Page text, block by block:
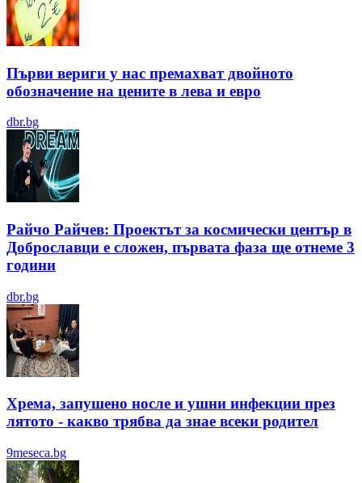
Първи вериги у нас премахват двойното
обозначение на цените в лева и евро
dbr.bg
Райчо Райчев: Проектът за космически център в
Доброславци е сложен, първата фаза ще отнеме 3
години
dbr.bg
Хрема, запушено носле и ушни инфекции през
лятотo - какво трябва да знае всеки родител
9meseca.bg